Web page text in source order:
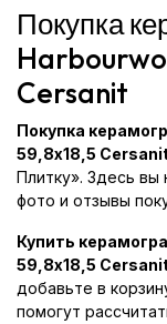
Покупка
Cersanit
Покупка
59,8x18,5
Плитку». Здесь
фото и отзывы
Купить
59,8x18,5
добавьте в
помогут